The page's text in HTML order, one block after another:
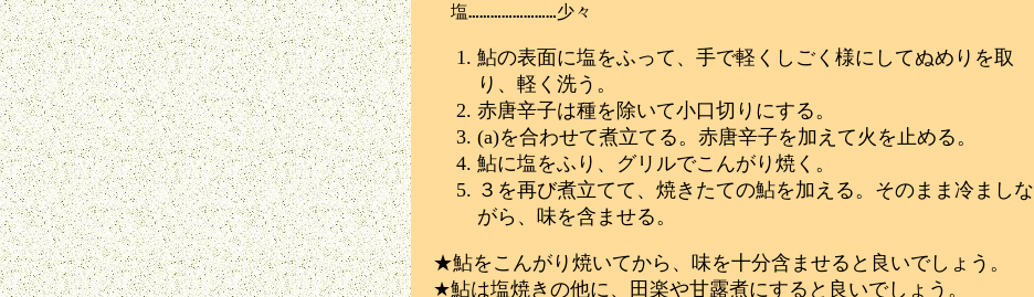
鮎の表面に塩をふって、手で軽くしごく様にしてぬめりを取
り、軽く洗う。
赤唐辛子は種を除いて小口切りにする。
(a)を合わせて煮立てる。赤唐辛子を加えて火を止める。
鮎に塩をふり、グリルでこんがり焼く。
３を再び煮立てて、焼きたての鮎を加える。そのまま冷ましな
がら、味を含ませる。
★鮎をこんがり焼いてから、味を十分含ませると良いでしょう。
★鮎は塩焼きの他に、田楽や甘露煮にすると良いでしょう。